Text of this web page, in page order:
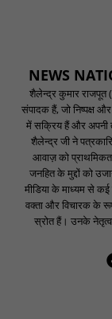
NEWS
शैलेन्द्र कुमार
संपादक हैं, जो निष्पक्ष
में सक्रिय हैं और अपनी
शैलेन्द्र जी ने
आवाज़ को
जनहित के मुद्दों को
मीडिया के माध्यम से कई
वक्ता और विचारक के
स्रोत हैं। उनके नेतृत्व